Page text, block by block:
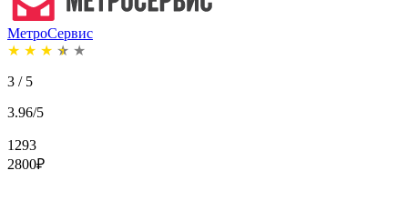
МетроСервис
★ ★ ★ ★ ★
3 / 5
3.96/5
1293
2800₽